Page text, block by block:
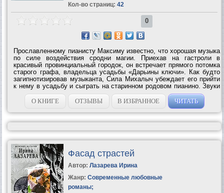
Кол-во страниц: 42
0
Прославленному пианисту Максиму известно, что хорошая музыка
по силе воздействия сродни магии. Приехав на гастроли в
красивый провинциальный городок, он встречает прямого потомка
старого графа, владельца усадьбы «Дарьины ключи». Как будто
загипнотизировав музыканта, Сила Михалыч убеждает его прийти
к нему в усадьбу и сыграть на старинном родовом пианино. Звуки
прекрасной музыки разбудили дремлющие до сих пор силы тьмы,
ведь...О КНИГЕ ОТЗЫВЫ В ИЗБРАННОЕ ЧИТАТЬ
Фасад страстей
Автор: Лазарева Ирина
Жанр: Современные любовные
романы;